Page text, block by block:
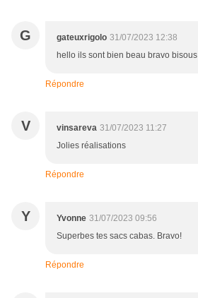
G gateuxrigolo 31/07/2023 12:38
hello ils sont bien beau bravo bisous
Répondre
V vinsareva 31/07/2023 11:27
Jolies réalisations
Répondre
Y Yvonne 31/07/2023 09:56
Superbes tes sacs cabas. Bravo!
Répondre